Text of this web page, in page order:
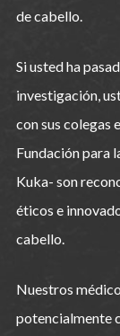
de cabello.
Si usted ha
investigación,
con sus colegas
Fundación para
Kuka- son
éticos e
cabello.
Nuestros
potencialmente